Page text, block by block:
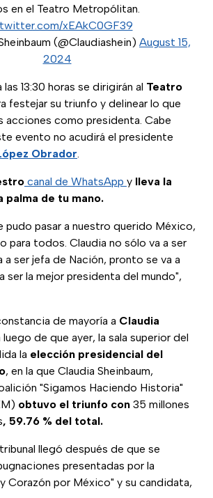
en el Teatro Metropólitan.
xEAkC0GF39
(@Claudiashein) August 15,
2024
13:30 horas se dirigirán al Teatro
festejar su triunfo y delinear lo que
acciones como presidenta. Cabe
evento no acudirá el presidente
Obrador.
canal de WhatsApp y lleva la
palma de tu mano.
pudo pasar a nuestro querido México,
para todos. Claudia no sólo va a ser
a ser jefa de Nación, pronto se va a
ser la mejor presidenta del mundo",
de mayoría a Claudia
luego de que ayer, la sala superior del
la elección presidencial del
, en la que Claudia Sheinbaum,
"Sigamos Haciendo Historia"
obtuvo el triunfo con 35 millones
, 59.76 % del total.
llegó después de que se
presentadas por la
Corazón por México" y su candidata,